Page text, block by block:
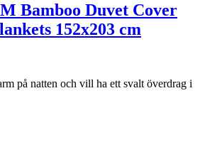
Bamboo Duvet Cover
152x203 cm
på natten och vill ha ett svalt överdrag i